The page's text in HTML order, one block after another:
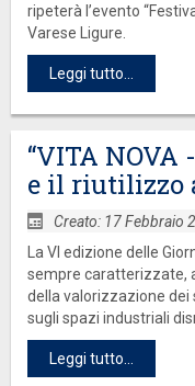
ripeterà l’evento
Varese Ligure.
Leggi tutto...
“VITA
e il riutilizzo
Creato: 17 Febbraio
La VI edizione delle
sempre caratterizzate,
della valorizzazione dei
sugli spazi industriali
Leggi tutto...